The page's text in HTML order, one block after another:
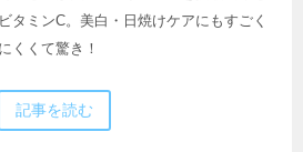
タミンC。美白・日焼けケアにもすごく
くくて驚き！
記事を読む